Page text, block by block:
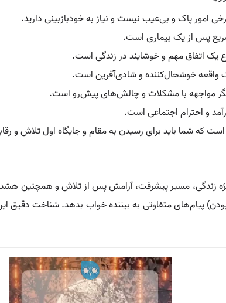
امور پاک و بی‌عیب نیست و نیاز به خودبازبینی دارید.
سریع پس از یک بیماری است.
یک اتفاق مهم و خوشایند در زندگی است.
واقعه خوشحال‌کننده و شادی‌آفرین است.
بیانگر مواجهه با مشکلات و چالش‌های پیش‌رو است.
و احترام اجتماعی است.
که شما باید برای رسیدن به مقام و جایگاه اول تلاش و
زندگی، مسیر پیشرفت، آرامش پس از تلاش و همچنین
پیام‌های متفاوتی به بیننده خواب بدهد. شناخت دقیق